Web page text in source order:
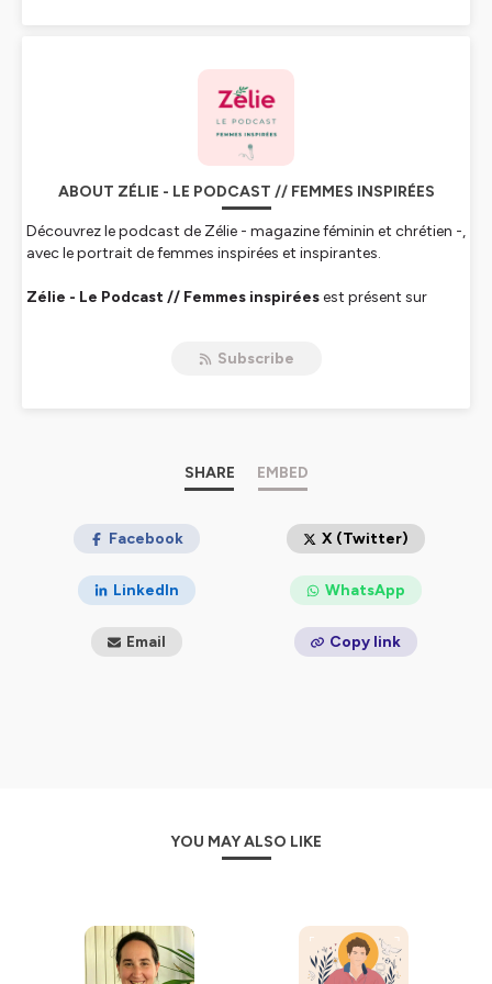
ABOUT ZÉLIE - LE PODCAST // FEMMES INSPIRÉES
Découvrez le podcast de Zélie - magazine féminin et chrétien -,
avec le portrait de femmes inspirées et inspirantes.
Zélie - Le Podcast // Femmes inspiréesest présent sur
S'abonner à gratuitement au magazine Zélie >
Nous écrire > contact@magazine-zelie.com
Hébergé par Ausha. Visitez
ausha.co/politique-de-
Subscribe
SHARE EMBED
Facebook X (Twitter)
LinkedIn WhatsApp
Email Copy link
YOU MAY ALSO LIKE